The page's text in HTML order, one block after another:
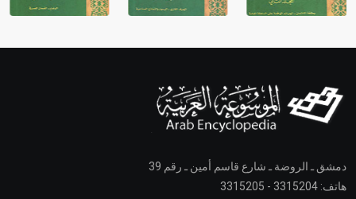
دمشق ـ الروضة ـ شارع قاسم أمين ـ رقم 39
هاتف: 3315204 - 3315205